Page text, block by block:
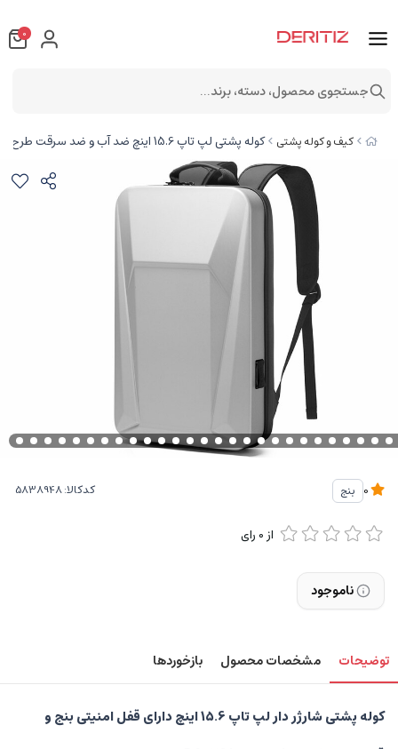
کیف و کوله پشتی کوله پشتی لپ تاپ 15.6 اینچ ضد آب و ضد سرقت طرح چمدان دارای درگاه تایپ‌سی و یو‌اس‌بی بنج BG-7682
بنج کدکالا:
از 0 رای
ناموجود
توضیحات مشخصات محصول بازخوردها
کوله پشتی شارژر دار لپ تاپ 15.6 اینچ دارای قفل امنیتی بنج و
0
جستجوی محصول، دسته، برند...